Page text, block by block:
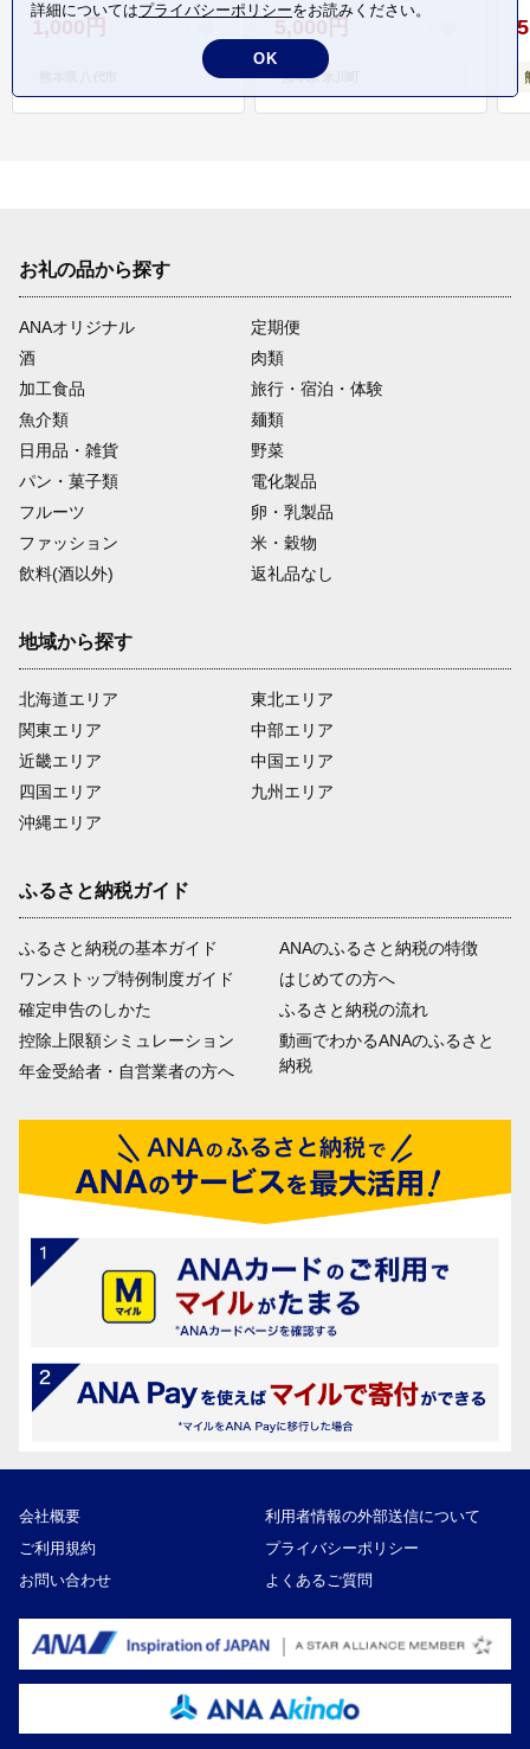
1,000円 5,000円
熊本県 氷川町
お礼の品から探す
ANAオリジナル
定期便
酒
肉類
加工食品
旅行・宿泊・体験
魚介類
麺類
日用品・雑貨
野菜
パン・菓子類
電化製品
フルーツ
卵・乳製品
ファッション
米・穀物
飲料(酒以外)
返礼品なし
地域から探す
北海道エリア
関東エリア
近畿エリア
四国エリア
沖縄エリア
東北エリア
中部エリア
中国エリア
九州エリア
ふるさと納税ガイド
ふるさと納税の基本ガイド
ワンストップ特例制度ガイド
確定申告のしかた
控除上限額シミュレーション
年金受給者・自営業者の方へ
ANAのふるさと納税の特徴
はじめての方へ
ふるさと納税の流れ
動画でわかるANAのふるさと
納税
会社概要
利用者情報の外部送信について
ご利用規約
プライバシーポリシー
お問い合わせ
よくあるご質問
詳細についてはプライバシーポリシーをお読みください。
OK